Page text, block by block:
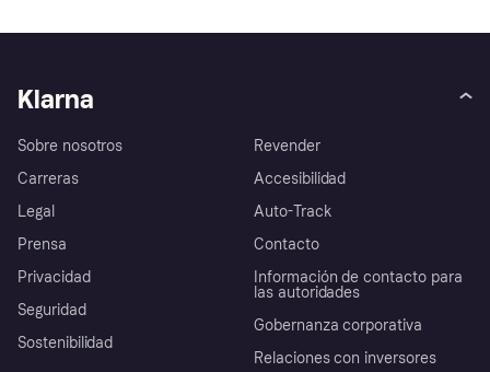
Klarna
Sobre nosotros
Carreras
Legal
Prensa
Privacidad
Seguridad
Sostenibilidad
Revender
Accesibilidad
Auto-Track
Contacto
Información de contacto para
las autoridades
Gobernanza corporativa
Relaciones con inversores